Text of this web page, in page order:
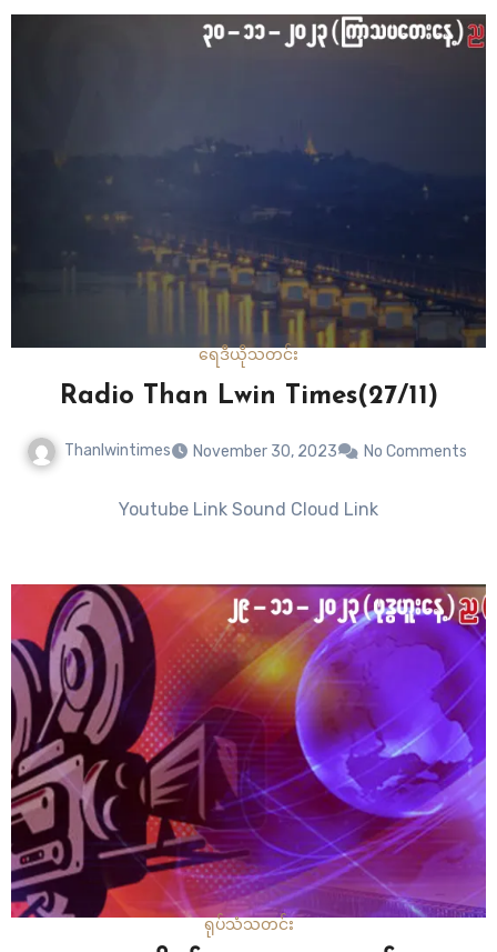
တယ်။ စခန်းကထွက်သွားတဲ့လူတွေကတော့ တောထဲမှာပျောက်
ရေဒီယိုသတင်း
Radio Than Lwin Times(27/11)
Thanlwintimes November 30, 2023 No Comments
Youtube Link Sound Cloud Link
ရုပ်သံသတင်း